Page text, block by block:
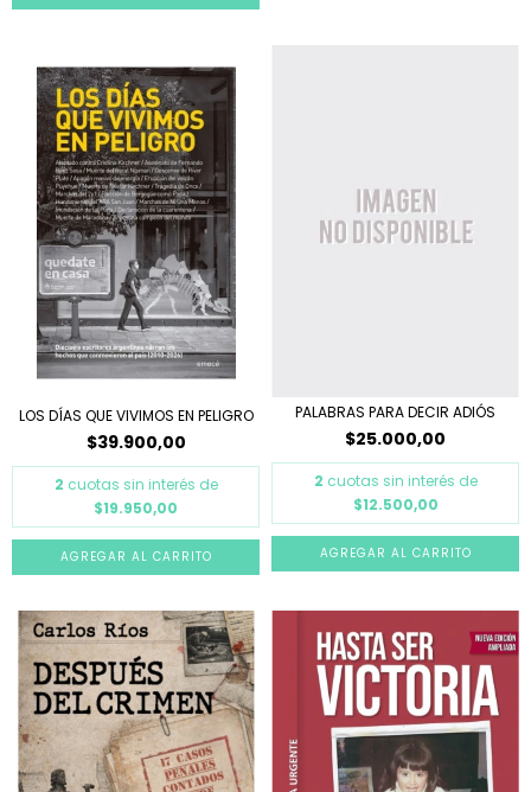
LOS DÍAS QUE VIVIMOS EN PELIGRO
$39.900,00
2 cuotas sin interés de
$19.950,00
PALABRAS PARA DECIR ADIÓS
$25.000,00
2 cuotas sin interés de
$12.500,00